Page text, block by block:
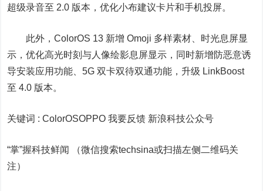
超级录音至 2.0 版本，优化小布建议卡片和手机投屏。
此外，ColorOS 13 新增 Omoji 多样素材、时光息屏显
示，优化高光时刻与人像绘影息屏显示，同时新增防恶意诱
导安装应用功能、5G 双卡双待双通功能，升级 LinkBoost
至 4.0 版本。
关键词 :ColorOSOPPO 我要反馈 新浪科技公众号
“掌”握科技鲜闻 （微信搜索techsina或扫描左侧二维码关
注）